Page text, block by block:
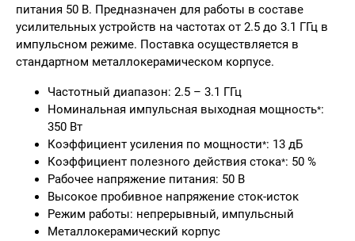
питания 50 В. Предназначен для работы в составе
усилительных устройств на частотах от 2.5 до 3.1 ГГц в
импульсном режиме. Поставка осуществляется в
стандартном металлокерамическом корпусе.
Частотный диапазон: 2.5 – 3.1 ГГц
Номинальная импульсная выходная мощность*:
350 Вт
Коэффициент усиления по мощности*: 13 дБ
Коэффициент полезного действия стока*: 50 %
Рабочее напряжение питания: 50 В
Высокое пробивное напряжение сток-исток
Режим работы: непрерывный, импульсный
Металлокерамический корпус